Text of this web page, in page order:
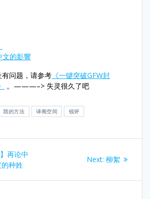
文的影響
问题，请参考 《一键突破GFW封
。———–> 失灵很久了吧
我的方法 译阁空间 锐评
】再论中
种姓
Next: Next
柳絮